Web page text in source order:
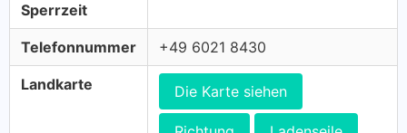
Sperrzeit
Telefonnummer +49 6021 8430
Landkarte Die Karte siehen